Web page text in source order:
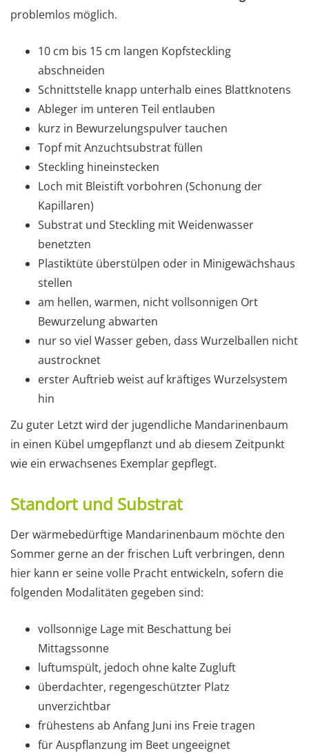
problemlos möglich.
10 cm bis 15 cm langen Kopfsteckling
abschneiden
Schnittstelle knapp unterhalb eines Blattknotens
Ableger im unteren Teil entlauben
kurz in Bewurzelungspulver tauchen
Topf mit Anzuchtsubstrat füllen
Steckling hineinstecken
Loch mit Bleistift vorbohren (Schonung der
Kapillaren)
Substrat und Steckling mit Weidenwasser
benetzten
Plastiktüte überstülpen oder in Minigewächshaus
stellen
am hellen, warmen, nicht vollsonnigen Ort
Bewurzelung abwarten
nur so viel Wasser geben, dass Wurzelballen nicht
austrocknet
erster Auftrieb weist auf kräftiges Wurzelsystem
hin
Zu guter Letzt wird der jugendliche Mandarinenbaum
in einen Kübel umgepflanzt und ab diesem Zeitpunkt
wie ein erwachsenes Exemplar gepflegt.
Standort und Substrat
Der wärmebedürftige Mandarinenbaum möchte den
Sommer gerne an der frischen Luft verbringen, denn
hier kann er seine volle Pracht entwickeln, sofern die
folgenden Modalitäten gegeben sind:
vollsonnige Lage mit Beschattung bei
Mittagssonne
luftumspült, jedoch ohne kalte Zugluft
überdachter, regengeschützter Platz
unverzichtbar
frühestens ab Anfang Juni ins Freie tragen
für Auspflanzung im Beet ungeeignet